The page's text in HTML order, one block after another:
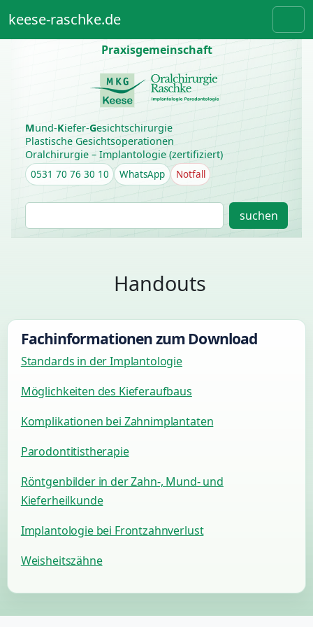
keese-raschke.de
Praxisgemeinschaft
Mund-Kiefer-Gesichtschirurgie
Plastische Gesichtsoperationen
Oralchirurgie – Implantologie (zertifiziert)
0531 70 76 30 10 WhatsApp Notfall
S
u
c
suchen
Handouts
Fachinformationen zum Download
Standards in der Implantologie
Möglichkeiten des Kieferaufbaus
Komplikationen bei Zahnimplantaten
Parodontitistherapie
Röntgenbilder in der Zahn-, Mund- und
Kieferheilkunde
Implantologie bei Frontzahnverlust
Weisheitszähne